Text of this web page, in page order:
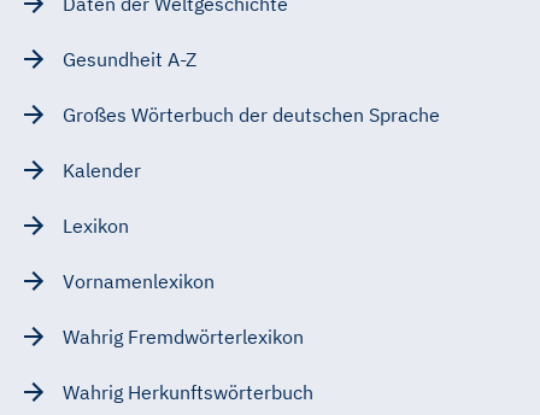
Gesundheit A-Z
Großes Wörterbuch der deutschen Sprache
Kalender
Lexikon
Vornamenlexikon
Wahrig Fremdwörterlexikon
Wahrig Herkunftswörterbuch